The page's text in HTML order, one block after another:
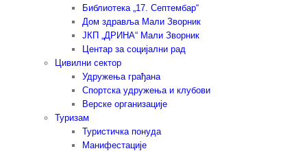
Библиотека „17. Септембар“
Дом здравља Мали Зворник
ЈКП „ДРИНА“ Мали Зворник
Центар за социјални рад
Цивилни сектор
Удружења грађана
Спортска удружења и клубови
Верске организације
Туризам
Туристичка понуда
Манифестације